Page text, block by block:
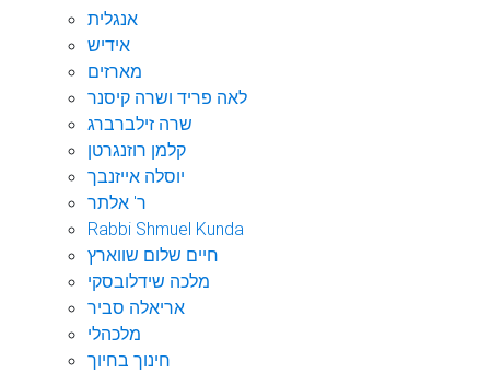
אנגלית
אידיש
מארזים
לאה פריד ושרה קיסנר
שרה זילברברג
קלמן רוזנגרטן
יוסלה אייזנבך
ר' אלתר
Rabbi Shmuel Kunda
חיים שלום שווארץ
מלכה שידלובסקי
אריאלה סביר
מלכהלי
חינוך בחיוך